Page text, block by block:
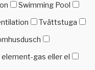
Swimming Pool
Tvättstuga
element-gas eller el